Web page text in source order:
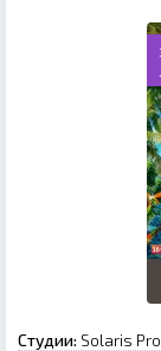
Студии: Solaris